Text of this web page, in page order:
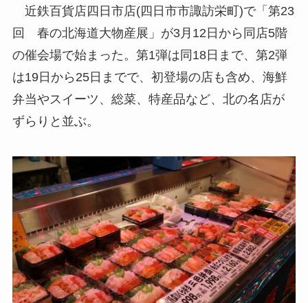
近鉄百貨店四日市店(四日市市諏訪栄町)で「第23
回 春の北海道大物産展」が3月12日から同店5階
の催会場で始まった。第1弾は同18日まで、第2弾
は19日から25日までで、初登場の店も含め、海鮮
弁当やスイーツ、総菜、特産品など、北の名店が
ずらりと並ぶ。